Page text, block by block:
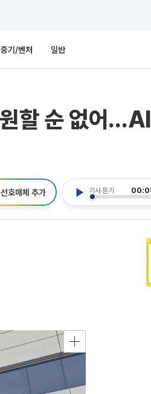
중기/벤처 일반
할 순 없어
기사 듣기
호매체 추가